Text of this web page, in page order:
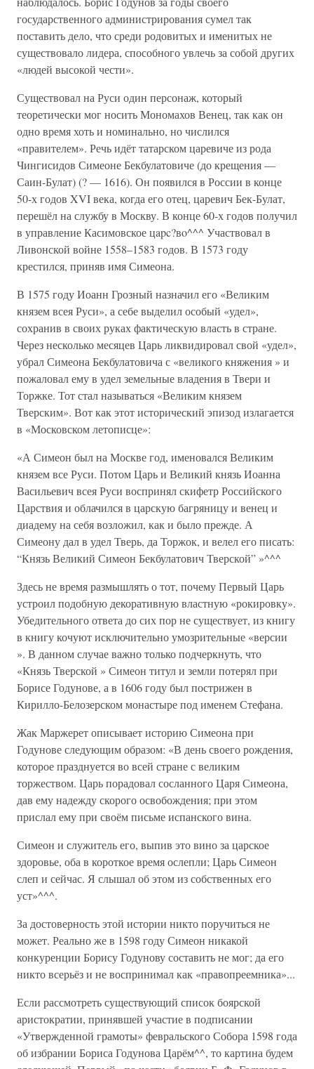
государственного администрирования сумел так
поставить дело, что среди родовитых и именитых не
существовало лидера, способного увлечь за собой других
«людей высокой чести».
Существовал на Руси один персонаж, который
теоретически мог носить Мономахов Венец, так как он
одно время хоть и номинально, но числился
«правителем». Речь идёт татарском царевиче из рода
Чингисидов Симеоне Бекбулатовиче (до крещения —
Саин-Булат) (? — 1616). Он появился в России в конце
50-х годов XVI века, когда его отец, царевич Бек-Булат,
перешёл на службу в Москву. В конце 60-х годов получил
в управление Касимовское цapc?вo^^^ Участвовал в
Ливонской войне 1558–1583 годов. В 1573 году
крестился, приняв имя Симеона.
В 1575 году Иоанн Грозный назначил его «Великим
князем всея Руси», а себе выделил особый «удел»,
сохранив в своих руках фактическую власть в стране.
Через несколько месяцев Царь ликвидировал свой «удел»,
убрал Симеона Бекбулатовича с «великого княжения » и
пожаловал ему в удел земельные владения в Твери и
Торжке. Тот стал называться «Великим князем
Тверским». Вот как этот исторический эпизод излагается
в «Московском летописце»:
«А Симеон был на Москве год, именовался Великим
князем все Руси. Потом Царь и Великий князь Иоанна
Васильевич всея Руси воспринял скифетр Российского
Царствия и облачился в царскую багряницу и венец и
диадему на себя возложил, как и было прежде. А
Симеону дал в удел Тверь, да Торжок, и велел его писать:
“Князь Великий Симеон Бекбулатович Тверской” »^^^
Здесь не время размышлять о тот, почему Первый Царь
устроил подобную декоративную властную «рокировку».
Убедительного ответа до сих пор не существует, из книгу
в книгу кочуют исключительно умозрительные «версии
». В данном случае важно только подчеркнуть, что
«Князь Тверской » Симеон титул и земли потерял при
Борисе Годунове, а в 1606 году был пострижен в
Кирилло-Белозерском монастыре под именем Стефана.
Жак Маржерет описывает историю Симеона при
Годунове следующим образом: «В день своего рождения,
которое празднуется во всей стране с великим
торжеством. Царь порадовал сосланного Царя Симеона,
дав ему надежду скорого освобождения; при этом
прислал ему при своём письме испанского вина.
Симеон и служитель его, выпив это вино за царское
здоровье, оба в короткое время ослепли; Царь Симеон
слеп и сейчас. Я слышал об этом из собственных его
уст»^^^.
За достоверность этой истории никто поручиться не
может. Реально же в 1598 году Симеон никакой
конкуренции Борису Годунову составить не мог; да его
никто всерьёз и не воспринимал как «правопреемника»...
Если рассмотреть существующий список боярской
аристократии, принявшей участие в подписании
«Утвержденной грамоты» февральского Собора 1598 года
об избрании Бориса Годунова Царём^^, то картина будем